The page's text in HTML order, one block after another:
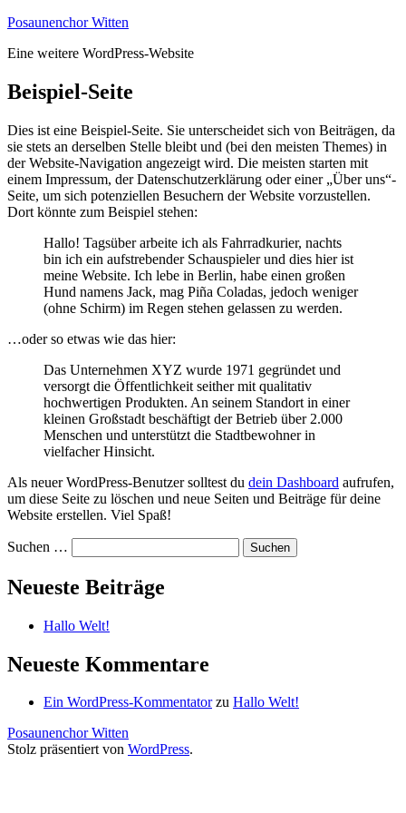
Zum
springen
Posaunenchor Witten
Eine weitere WordPress-Website
Beispiel-Seite
Dies ist eine Beispiel-Seite. Sie unterscheidet sich von Beiträgen, da
sie stets an derselben Stelle bleibt und (bei den meisten Themes) in
der Website-Navigation angezeigt wird. Die meisten starten mit
einem Impressum, der Datenschutzerklärung oder einer „Über uns“-
Seite, um sich potenziellen Besuchern der Website vorzustellen.
Dort könnte zum Beispiel stehen:
Hallo! Tagsüber arbeite ich als Fahrradkurier, nachts
bin ich ein aufstrebender Schauspieler und dies hier ist
meine Website. Ich lebe in Berlin, habe einen großen
Hund namens Jack, mag Piña Coladas, jedoch weniger
(ohne Schirm) im Regen stehen gelassen zu werden.
…oder so etwas wie das hier:
Das Unternehmen XYZ wurde 1971 gegründet und
versorgt die Öffentlichkeit seither mit qualitativ
hochwertigen Produkten. An seinem Standort in einer
kleinen Großstadt beschäftigt der Betrieb über 2.000
Menschen und unterstützt die Stadtbewohner in
vielfacher Hinsicht.
Als neuer WordPress-Benutzer solltest du dein Dashboard aufrufen,
um diese Seite zu löschen und neue Seiten und Beiträge für deine
Website erstellen. Viel Spaß!
Suchen …
Neueste Beiträge
Hallo Welt!
Neueste Kommentare
Ein WordPress-Kommentatorzu Hallo Welt!
Posaunenchor Witten
Stolz präsentiert von WordPress.